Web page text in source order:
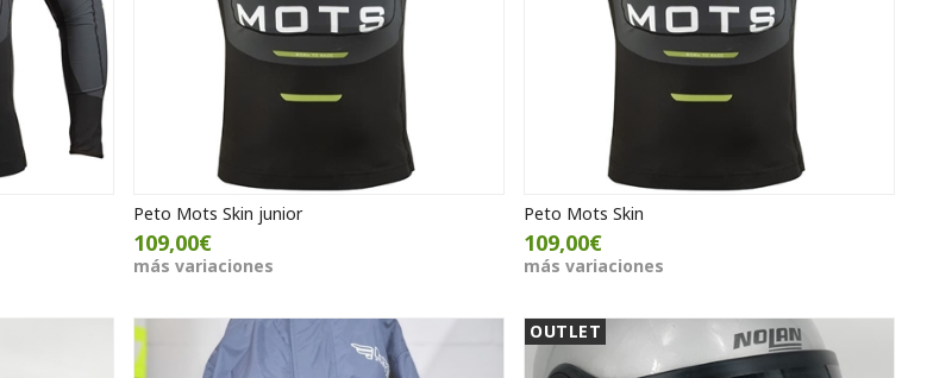
Peto Mots Skin junior
109,00€
más variaciones
Peto Mots Skin
109,00€
más variaciones
OUTLET